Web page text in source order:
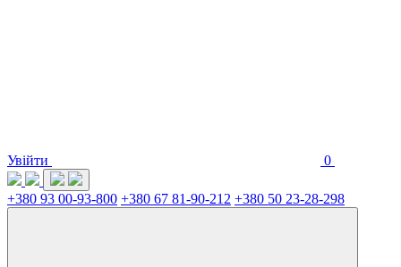
Увійти 0
+380 93 00-93-800 +380 67 81-90-212 +380 50 23-28-298